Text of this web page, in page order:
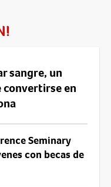
sangre, un
convertirse en
Seminary
con becas de